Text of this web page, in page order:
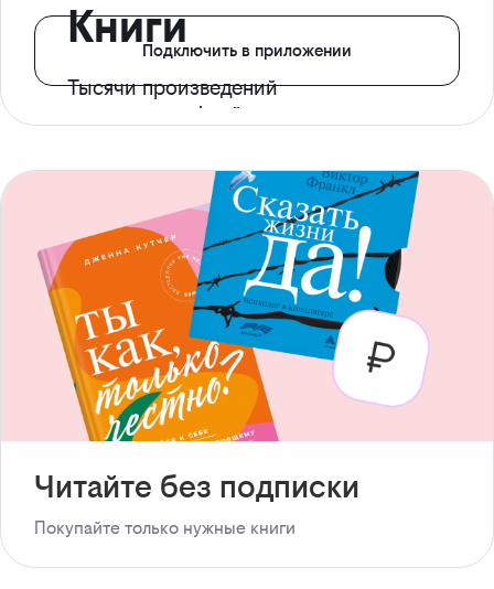
Книги
Тысячи произведений
с доступом офлайн
Подключить в приложении
Читайте без подписки
Покупайте только нужные книги